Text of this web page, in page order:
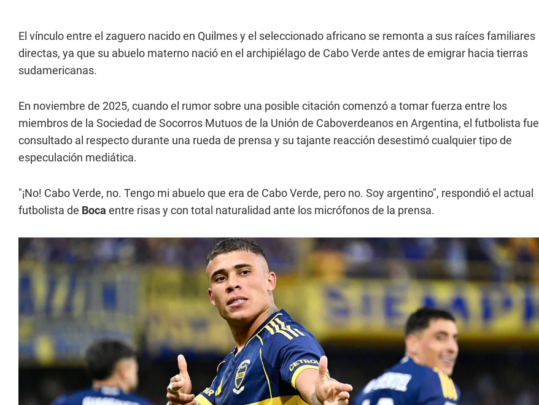
El vínculo entre el zaguero nacido en Quilmes y el seleccionado africano se remonta a sus raíces familiares
directas, ya que su abuelo materno nació en el archipiélago de Cabo Verde antes de emigrar hacia tierras
sudamericanas.
En noviembre de 2025, cuando el rumor sobre una posible citación comenzó a tomar fuerza entre los
miembros de la Sociedad de Socorros Mutuos de la Unión de Caboverdeanos en Argentina, el futbolista fue
consultado al respecto durante una rueda de prensa y su tajante reacción desestimó cualquier tipo de
especulación mediática.
"¡No! Cabo Verde, no. Tengo mi abuelo que era de Cabo Verde, pero no. Soy argentino", respondió el actual
futbolista de Boca entre risas y con total naturalidad ante los micrófonos de la prensa.